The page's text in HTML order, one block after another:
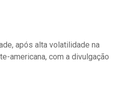
após alta volatilidade na
americana, com a divulgação